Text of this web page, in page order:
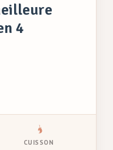
4
CUISSON